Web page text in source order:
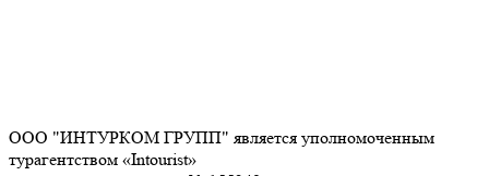
ООО "ИНТУРКОМ ГРУПП" является уполномоченным
турагентством «Intourist»